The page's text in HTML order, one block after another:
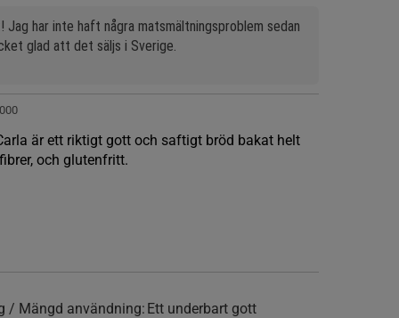
har inte haft några matsmältningsproblem sedan
glad att det säljs i Sverige.
är ett riktigt gott och saftigt bröd bakat helt
och glutenfritt.
/ Mängd användning: Ett underbart gott